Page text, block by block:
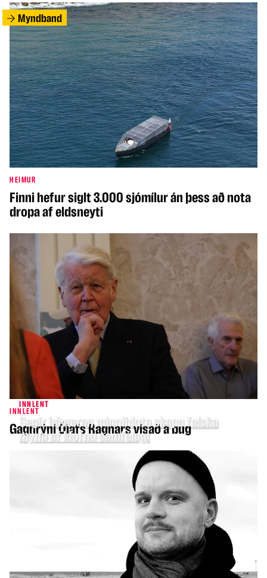
Myndband
HEIMUR
Finni hefur siglt 3.000 sjómílur án þess að nota
dropa af eldsneyti
INNLENT
Gagnrýni Ólafs Ragnars vísað á bug
INNLENT
Segir háværan minnihluta skapa falska
mynd af klofnu samfélagi